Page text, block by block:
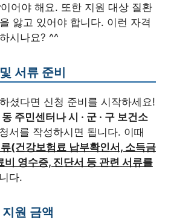
이어야 해요. 또한 지원 대상 질환
앓고 있어야 합니다. 이런 자격
시나요? ^^
서류 준비
셨다면 신청 준비를 시작하세요!
주민센터나 시 · 군 · 구 보건소
서를 작성하시면 됩니다. 이때
(건강보험료 납부확인서, 소득금
비 영수증, 진단서 등 관련 서류를
다.
원 금액